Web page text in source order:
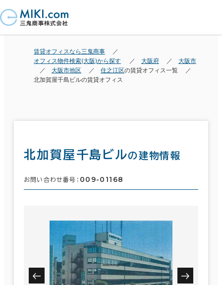
賃貸オフィスなら三鬼商事
オフィス物件検索(大阪)から探す
大阪府
大阪市
大阪市他区
住之江区の賃貸オフィス一覧
北加賀屋千島ビルの賃貸オフィス
北加賀屋千島ビルの建物情報
お問い合わせ番号： 009-01168